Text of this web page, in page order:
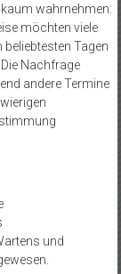
wahrnehmen:
möchten viele
Tagen
Nachfrage
andere Termine
und